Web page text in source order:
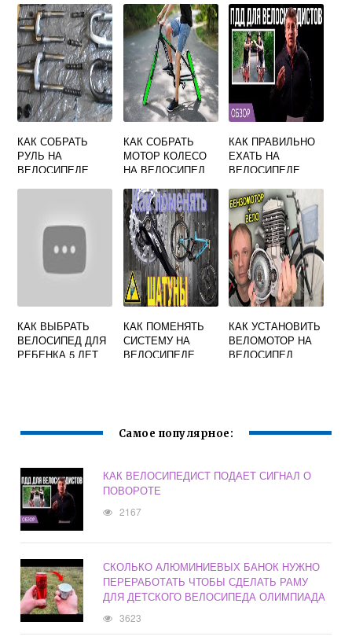
КАК СОБРАТЬ
РУЛЬ НА
ВЕЛОСИПЕДЕ
КАК СОБРАТЬ
МОТОР КОЛЕСО
НА ВЕЛОСИПЕД
КАК ПРАВИЛЬНО
ЕХАТЬ НА
ВЕЛОСИПЕДЕ
ДВИЖЕНИЯ ИЛИ
ПО ХОДУ
КАК ВЫБРАТЬ
ВЕЛОСИПЕД ДЛЯ
РЕБЕНКА 5 ЛЕТ
КАК ПОМЕНЯТЬ
СИСТЕМУ НА
ВЕЛОСИПЕДЕ
КАК УСТАНОВИТЬ
ВЕЛОМОТОР НА
ВЕЛОСИПЕД
Самое популярное:
КАК ВЕЛОСИПЕДИСТ ПОДАЕТ СИГНАЛ О
ПОВОРОТЕ
2167
СКОЛЬКО АЛЮМИНИЕВЫХ БАНОК НУЖНО
ПЕРЕРАБОТАТЬ ЧТОБЫ СДЕЛАТЬ РАМУ
ДЛЯ ДЕТСКОГО ВЕЛОСИПЕДА ОЛИМПИАДА
3623